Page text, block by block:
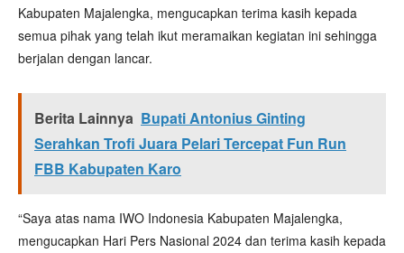
Kabupaten Majalengka, mengucapkan terima kasih kepada
semua pihak yang telah ikut meramaikan kegiatan ini sehingga
berjalan dengan lancar.
Berita Lainnya Bupati Antonius Ginting
Serahkan Trofi Juara Pelari Tercepat Fun Run
FBB Kabupaten Karo
“Saya atas nama IWO Indonesia Kabupaten Majalengka,
mengucapkan Hari Pers Nasional 2024 dan terima kasih kepada